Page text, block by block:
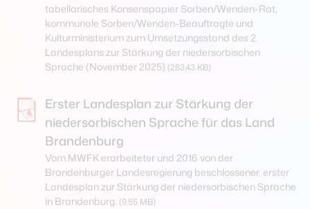
tabellarisches Konsenspapier Sorben/Wenden-Rat,
kommunale Sorben/Wenden-Beauftragte und
Kulturministerium zum Umsetzungsstand des 2.
Landesplans zur Stärkung der niedersorbischen
Sprache (November 2025) (283,43 KB)
Erster Landesplan zur Stärkung der
niedersorbischen Sprache für das Land
Brandenburg
Vom MWFK erarbeiteter und 2016 von der
Brandenburger Landesregierung beschlossener, erster
Landesplan zur Stärkung der niedersorbischen Sprache
in Brandenburg. (9,55 MB)